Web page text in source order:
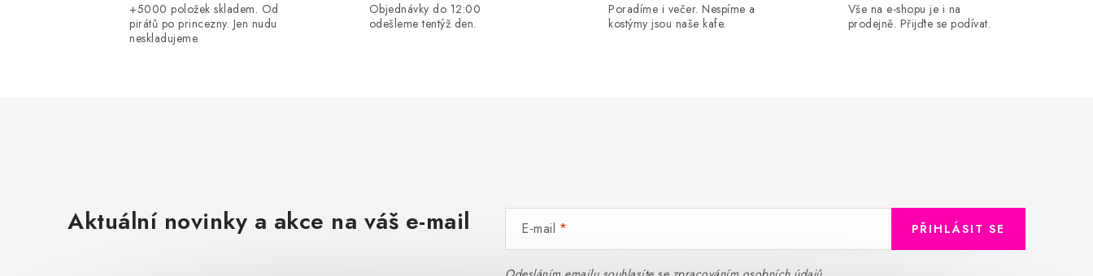
+5000 položek skladem. Od
pirátů po princezny. Jen nudu
neskladujeme.
Objednávky do 12:00
odešleme tentýž den.
Poradíme i večer. Nespíme a
kostýmy jsou naše kafe.
Vše na e-shopu je i na
prodejně. Přijďte se podívat.
Aktuální novinky a akce na váš e-mail E-mail PŘIHLÁSIT SE